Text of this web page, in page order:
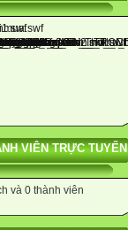
VIÊN TRỰC TUYẾN
và 0 thành viên